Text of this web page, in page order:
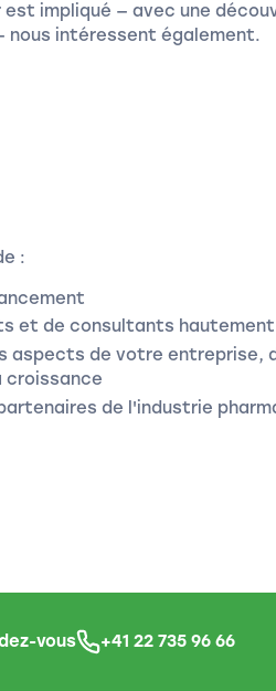
impliqué — avec une
nous intéressent également.
:
et de consultants
aspects de votre entreprise,
croissance
de l'industrie
vous +41 22 735 96 66